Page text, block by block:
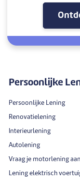
Persoonlijke
Persoonlijke Lening
Renovatielening
Interieurlening
Autolening
Vraag je motorlening aan
Lening elektrisch